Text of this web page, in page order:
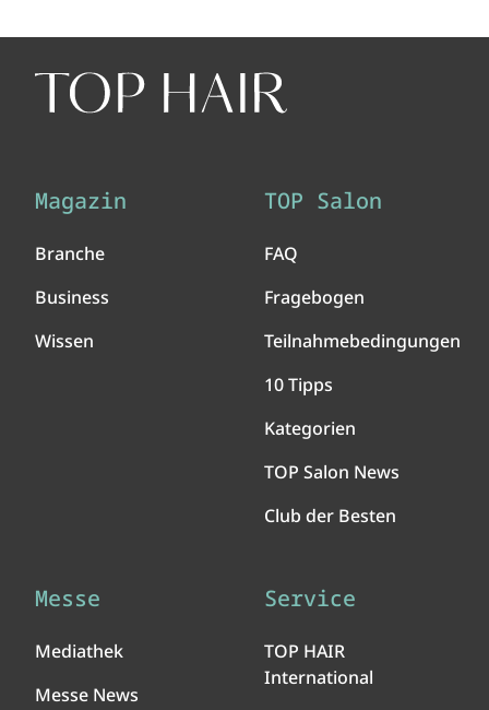
Magazin
Branche
Business
Wissen
TOP Salon
FAQ
Fragebogen
Teilnahmebedingungen
10 Tipps
Kategorien
TOP Salon News
Club der Besten
Messe
Mediathek
Messe News
Service
TOP HAIR
International